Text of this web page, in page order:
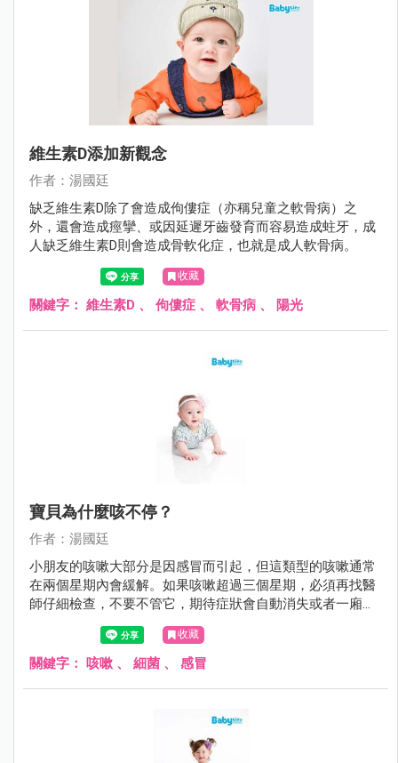
維生素D添加新觀念
作者：湯國廷
缺乏維生素D除了會造成佝僂症（亦稱兒童之軟骨病）之
外，還會造成痙攣、或因延遲牙齒發育而容易造成蛀牙，成
人缺乏維生素D則會造成骨軟化症，也就是成人軟骨病。
收藏
關鍵字： 維生素D 、 佝僂症 、 軟骨病 、 陽光
寶貝為什麼咳不停？
作者：湯國廷
小朋友的咳嗽大部分是因感冒而引起，但這類型的咳嗽通常
在兩個星期內會緩解。如果咳嗽超過三個星期，必須再找醫
師仔細檢查，不要不管它，期待症狀會自動消失或者一廂情
願的沿用舊的感冒藥。
收藏
關鍵字： 咳嗽 、 細菌 、 感冒